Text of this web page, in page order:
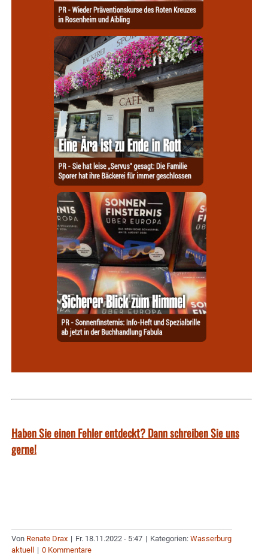
Haben Sie einen Fehler entdeckt? Dann schreiben Sie uns
gerne!
Von Renate Drax | Fr. 18.11.2022 - 5:47 | Kategorien: Wasserburg
aktuell
| 0 Kommentare